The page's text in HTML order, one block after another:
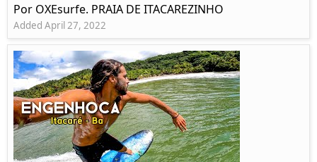
Por OXEsurfe. PRAIA DE ITACAREZINHO
Added April 27, 2022